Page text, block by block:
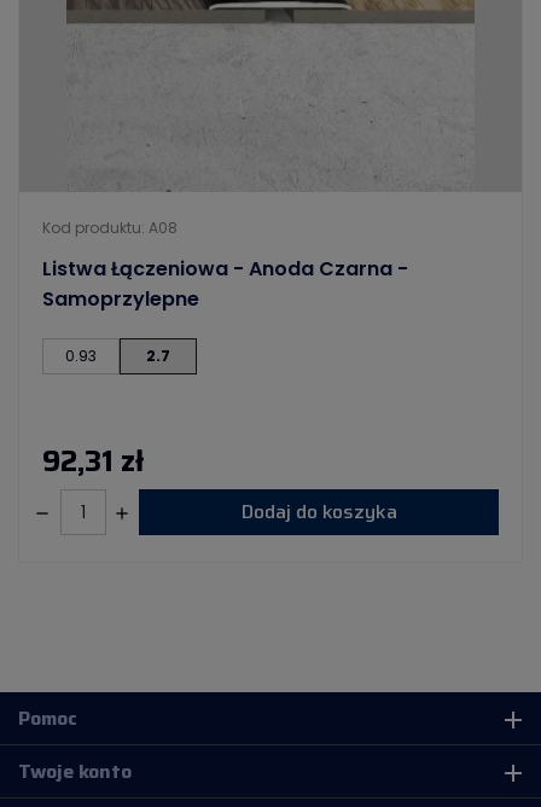
Kod produktu: A08
Listwa Łączeniowa - Anoda Czarna -
Samoprzylepne
0.93 2.7
92,31 zł
Dodaj do koszyka
Pomoc add
Twoje konto add